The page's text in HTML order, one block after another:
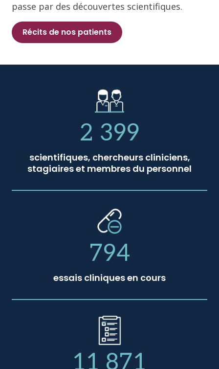
passe par des découvertes scientifiques.
Récits de nos patients
2 399
scientifiques, chercheurs cliniciens,
stagiaires et membres du personnel
794
essais cliniques en cours
11 871